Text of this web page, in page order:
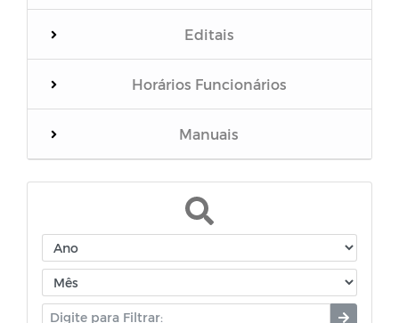
Editais
Horários Funcionários
Manuais
Mensário oficial
Concurso Público